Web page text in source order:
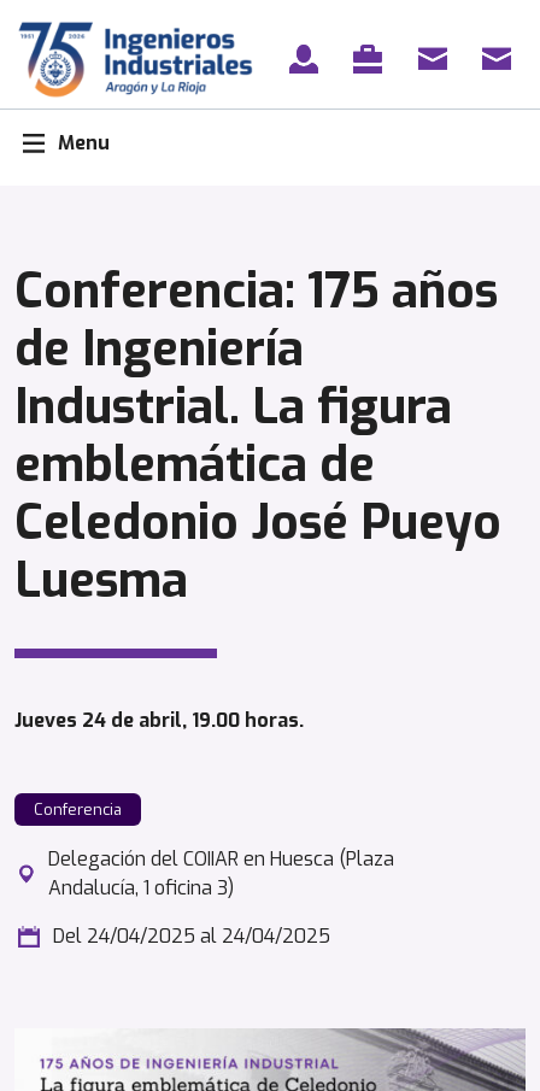
content
Menu
Conferencia: 175 años
de Ingeniería
Industrial. La figura
emblemática de
Celedonio José Pueyo
Luesma
Jueves 24 de abril, 19.00 horas.
Conferencia
Delegación del COIIAR en Huesca (Plaza
Andalucía, 1 oficina 3)
Del 24/04/2025 al 24/04/2025